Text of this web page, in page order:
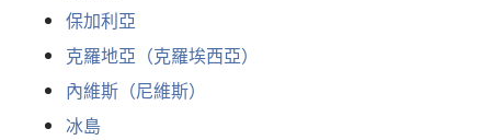
保加利亞
克羅地亞（克羅埃西亞）
內維斯（尼維斯）
冰島